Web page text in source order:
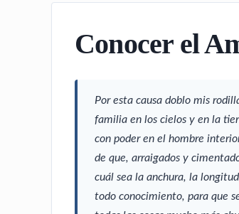
Conocer el
Por esta causa doblo mis
familia en los cielos y en la
con poder en el hombre
de que, arraigados y
cuál sea la anchura, la
todo conocimiento, para que